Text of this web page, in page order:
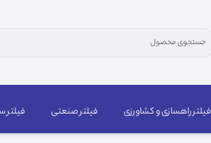
فیلتر راهسازی و کشاورزی فیلتر صنعتی